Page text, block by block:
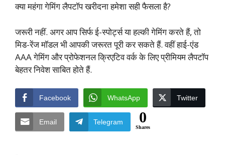
क्या महंगा गेमिंग लैपटॉप खरीदना हमेशा सही फैसला है?
जरूरी नहीं. अगर आप सिर्फ ई-स्पोर्ट्स या हल्की गेमिंग करते हैं, तो
मिड-रेंज मॉडल भी आपकी जरूरत पूरी कर सकते हैं. वहीं हाई-एंड
AAA गेमिंग और प्रोफेशनल क्रिएटिव वर्क के लिए प्रीमियम लैपटॉप
बेहतर निवेश साबित होते हैं.
Facebook WhatsApp Twitter
Email Telegram 0
Shares